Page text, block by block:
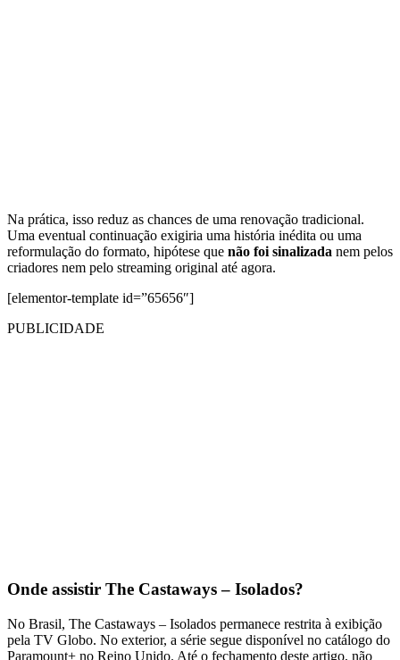
Na prática, isso reduz as chances de uma renovação tradicional.
Uma eventual continuação exigiria uma história inédita ou uma
reformulação do formato, hipótese que não foi sinalizada nem pelos
criadores nem pelo streaming original até agora.
[elementor-template id=”65656″]
PUBLICIDADE
Onde assistir The Castaways – Isolados?
No Brasil, The Castaways – Isolados permanece restrita à exibição
pela TV Globo. No exterior, a série segue disponível no catálogo do
Paramount+ no Reino Unido. Até o fechamento deste artigo, não